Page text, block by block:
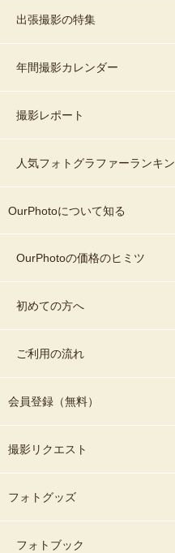
出張撮影の特集
年間撮影カレンダー
撮影レポート
人気フォトグラファーランキ
OurPhotoについて知る
OurPhotoの価格のヒミツ
初めての方へ
ご利用の流れ
会員登録（無料）
撮影リクエスト
フォトグッズ
フォトブック